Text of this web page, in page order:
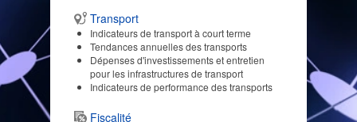
Transport
Indicateurs de transport à court terme
Tendances annuelles des transports
Dépenses d'investissements et entretien
pour les infrastructures de transport
Indicateurs de performance des transports
Fiscalité